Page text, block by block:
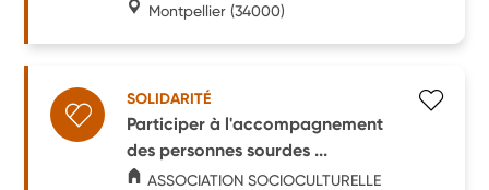
Montpellier (34000)
SOLIDARITÉ
Participer à l'accompagnement
des personnes sourdes ...
ASSOCIATION SOCIOCULTURELLE